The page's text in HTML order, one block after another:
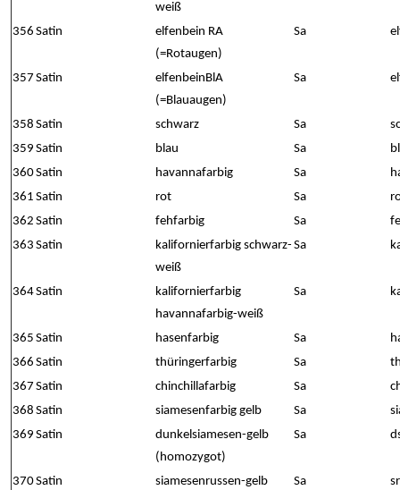
weiß
356 Satin
elfenbein RA
(=Rotaugen)
Sa
357 Satin
elfenbeinBlA
(=Blauaugen)
Sa
358 Satin schwarz Sa
359 Satin blau Sa
360Satin havannafarbig Sa
361 Satin rot Sa
362 Satin fehfarbig Sa
363 Satin
kalifornierfarbig schwarz-
weiß
Sa
364Satin
kalifornierfarbig
havannafarbig-weiß
Sa
365 Satin hasenfarbig Sa
366 Satin thüringerfarbig Sa
367 Satin chinchillafarbig Sa
368 Satin siamesenfarbig gelb Sa
369 Satin
dunkelsiamesen-gelb
(homozygot)
Sa
370Satin
siamesenrussen-gelb
Sa